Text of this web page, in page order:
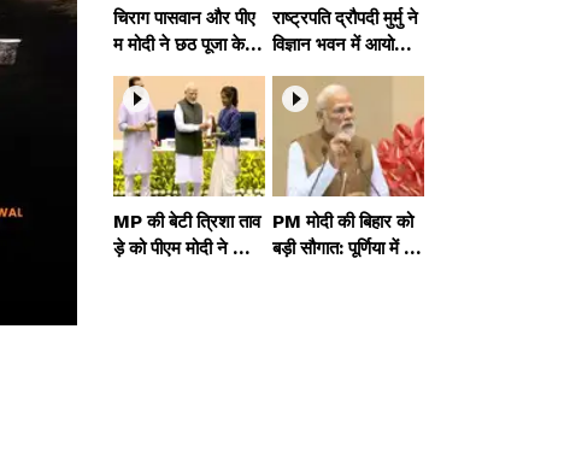
चिराग पासवान और पीए
म मोदी ने छठ पूजा के स
मापन पर देशवासियों को
दी शुभकामनाएं, छठी
मैया से देश की समृद्धि की
कामना की
राष्ट्रपति द्रौपदी मुर्मु ने
विज्ञान भवन में आयोजित
आदि कर्मयोगी अभियान
पर राष्ट्रीय कॉन्क्लेव में
मध्यप्रदेश को सम्मानित
किया
MP की बेटी त्रिशा ताव
ड़े को पीएम मोदी ने किया
PM मोदी की बिहार को
बड़ी सौगात: पूर्णिया में 4